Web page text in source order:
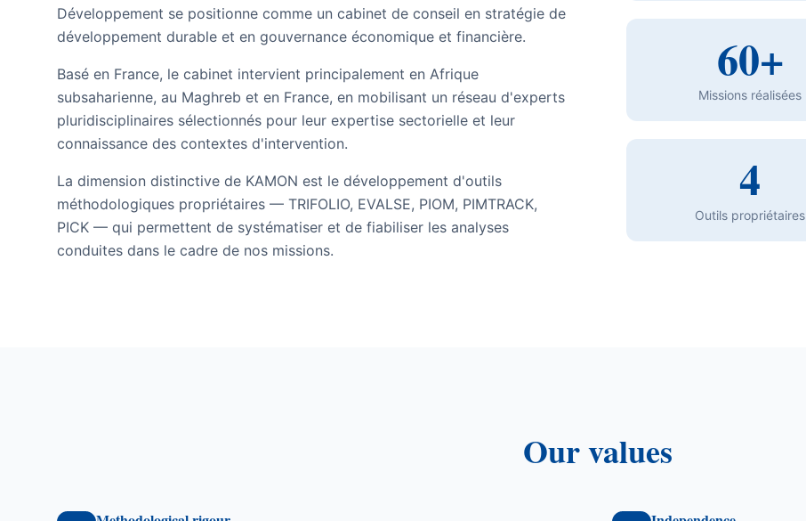
Développement se positionne comme un cabinet de conseil en stratégie de
développement durable et en gouvernance économique et financière.
Basé en France, le cabinet intervient principalement en Afrique
subsaharienne, au Maghreb et en France, en mobilisant un réseau d'experts
pluridisciplinaires sélectionnés pour leur expertise sectorielle et leur
connaissance des contextes d'intervention.
La dimension distinctive de KAMON est le développement d'outils
méthodologiques propriétaires — TRIFOLIO, EVALSE, PIOM, PIMTRACK,
PICK — qui permettent de systématiser et de fiabiliser les analyses
conduites dans le cadre de nos missions.
60+
Missions réalisées
4
Outils propriétaires
Our values